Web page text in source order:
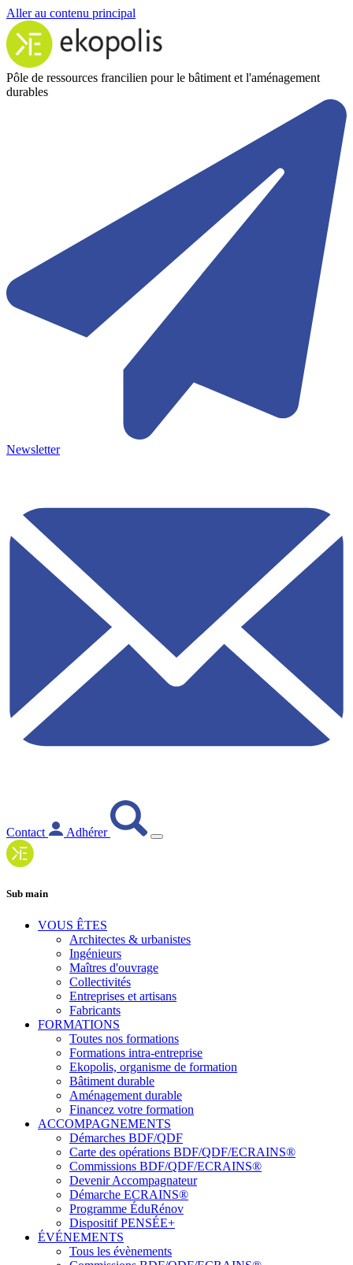
Aller au contenu principal
Pôle de ressources francilien pour le bâtiment et l'aménagement
durables
Newsletter
Contact Adhérer
Sub main
VOUS ÊTES
Architectes & urbanistes
Ingénieurs
Maîtres d'ouvrage
Collectivités
Entreprises et artisans
Fabricants
FORMATIONS
Toutes nos formations
Formations intra-entreprise
Ekopolis, organisme de formation
Bâtiment durable
Aménagement durable
Financez votre formation
ACCOMPAGNEMENTS
Démarches BDF/QDF
Carte des opérations BDF/QDF/ECRAINS®
Commissions BDF/QDF/ECRAINS®
Devenir Accompagnateur
Démarche ECRAINS®
Programme ÉduRénov
Dispositif PENSÉE+
ÉVÉNEMENTS
Tous les évènements